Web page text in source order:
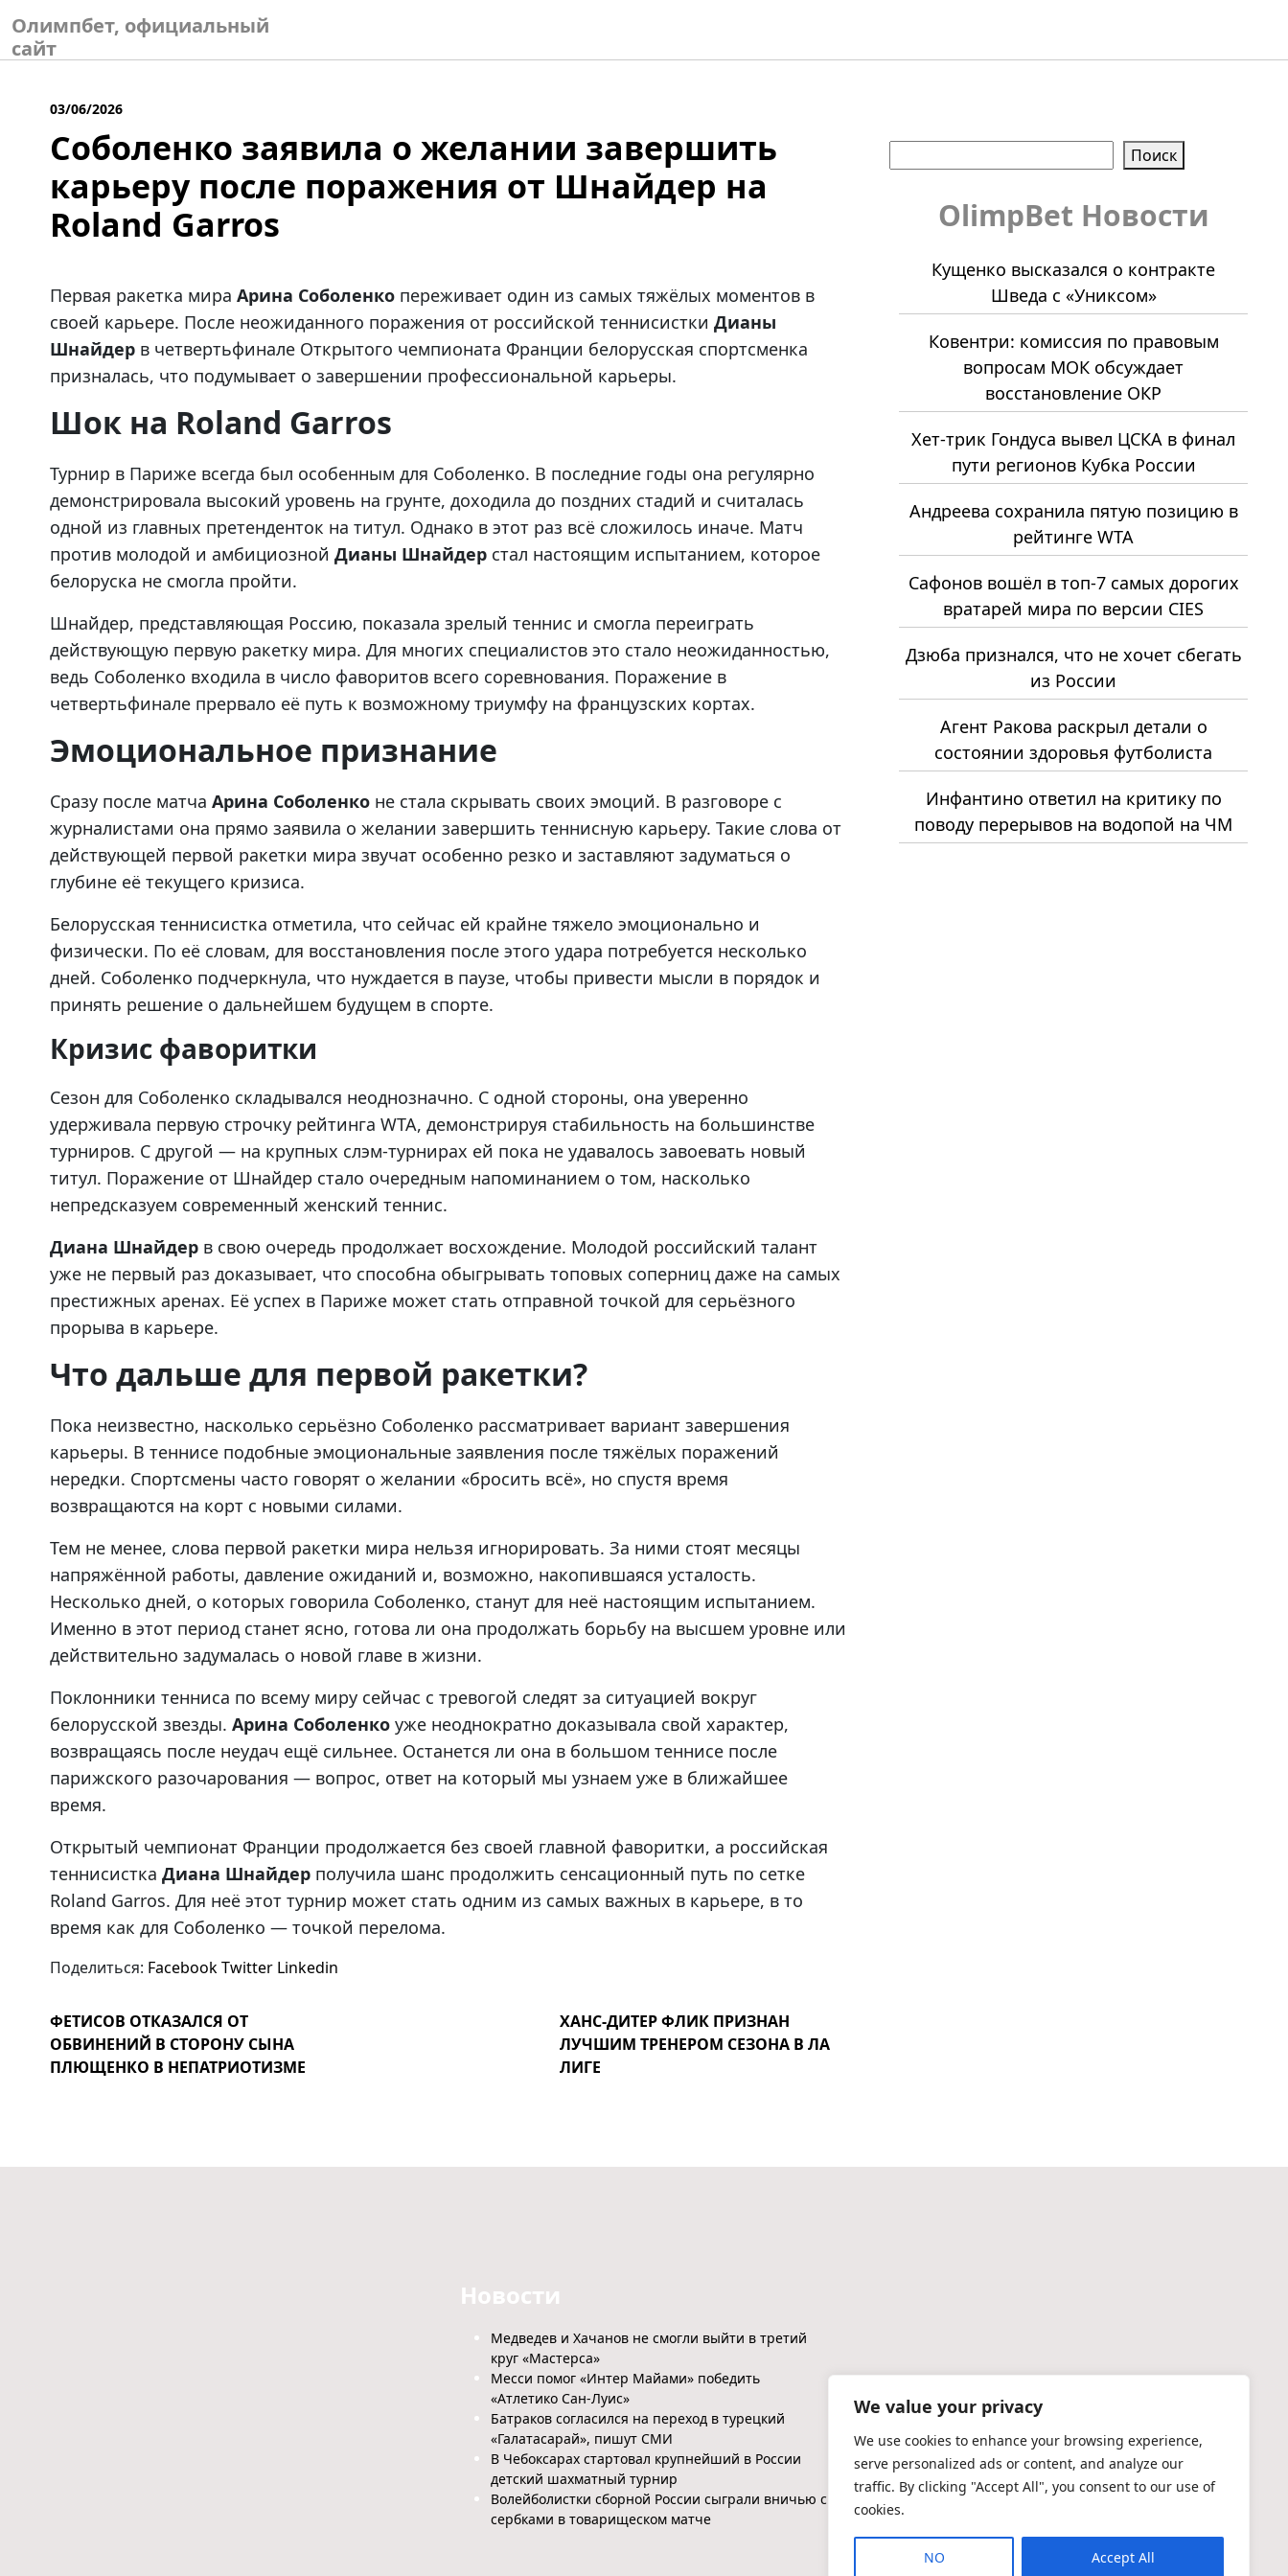
We value your privacy
We use cookies to enhance your browsing experience,
serve personalized ads or content, and analyze our
traffic. By clicking "Accept All", you consent to our use of
cookies.
NO Accept All
to
content
Олимпбет, официальный
сайт
03/06/2026
Соболенко заявила о желании завершить
карьеру после поражения от Шнайдер на
Roland Garros
Первая ракетка мира Арина Соболенко переживает один из самых тяжёлых моментов в
своей карьере. После неожиданного поражения от российской теннисистки Дианы
Шнайдер в четвертьфинале Открытого чемпионата Франции белорусская спортсменка
призналась, что подумывает о завершении профессиональной карьеры.
Шок на Roland Garros
Турнир в Париже всегда был особенным для Соболенко. В последние годы она регулярно
демонстрировала высокий уровень на грунте, доходила до поздних стадий и считалась
одной из главных претенденток на титул. Однако в этот раз всё сложилось иначе. Матч
против молодой и амбициозной Дианы Шнайдер стал настоящим испытанием, которое
белоруска не смогла пройти.
Шнайдер, представляющая Россию, показала зрелый теннис и смогла переиграть
действующую первую ракетку мира. Для многих специалистов это стало неожиданностью,
ведь Соболенко входила в число фаворитов всего соревнования. Поражение в
четвертьфинале прервало её путь к возможному триумфу на французских кортах.
Эмоциональное признание
Сразу после матча Арина Соболенко не стала скрывать своих эмоций. В разговоре с
журналистами она прямо заявила о желании завершить теннисную карьеру. Такие слова от
действующей первой ракетки мира звучат особенно резко и заставляют задуматься о
глубине её текущего кризиса.
Белорусская теннисистка отметила, что сейчас ей крайне тяжело эмоционально и
физически. По её словам, для восстановления после этого удара потребуется несколько
дней. Соболенко подчеркнула, что нуждается в паузе, чтобы привести мысли в порядок и
принять решение о дальнейшем будущем в спорте.
Кризис фаворитки
Сезон для Соболенко складывался неоднозначно. С одной стороны, она уверенно
удерживала первую строчку рейтинга WTA, демонстрируя стабильность на большинстве
турниров. С другой — на крупных слэм-турнирах ей пока не удавалось завоевать новый
титул. Поражение от Шнайдер стало очередным напоминанием о том, насколько
непредсказуем современный женский теннис.
Диана Шнайдер в свою очередь продолжает восхождение. Молодой российский талант
уже не первый раз доказывает, что способна обыгрывать топовых соперниц даже на самых
престижных аренах. Её успех в Париже может стать отправной точкой для серьёзного
прорыва в карьере.
Что дальше для первой ракетки?
Пока неизвестно, насколько серьёзно Соболенко рассматривает вариант завершения
карьеры. В теннисе подобные эмоциональные заявления после тяжёлых поражений
нередки. Спортсмены часто говорят о желании «бросить всё», но спустя время
возвращаются на корт с новыми силами.
Тем не менее, слова первой ракетки мира нельзя игнорировать. За ними стоят месяцы
напряжённой работы, давление ожиданий и, возможно, накопившаяся усталость.
Несколько дней, о которых говорила Соболенко, станут для неё настоящим испытанием.
Именно в этот период станет ясно, готова ли она продолжать борьбу на высшем уровне или
действительно задумалась о новой главе в жизни.
Поклонники тенниса по всему миру сейчас с тревогой следят за ситуацией вокруг
белорусской звезды. Арина Соболенко уже неоднократно доказывала свой характер,
возвращаясь после неудач ещё сильнее. Останется ли она в большом теннисе после
парижского разочарования — вопрос, ответ на который мы узнаем уже в ближайшее
время.
Открытый чемпионат Франции продолжается без своей главной фаворитки, а российская
теннисистка Диана Шнайдер получила шанс продолжить сенсационный путь по сетке
Roland Garros. Для неё этот турнир может стать одним из самых важных в карьере, в то
время как для Соболенко — точкой перелома.
Поделиться: FacebookTwitter Linkedin
ФЕТИСОВ ОТКАЗАЛСЯ ОТ
ОБВИНЕНИЙ В СТОРОНУ СЫНА
ПЛЮЩЕНКО В НЕПАТРИОТИЗМЕ
ХАНС-ДИТЕР ФЛИК ПРИЗНАН
ЛУЧШИМ ТРЕНЕРОМ СЕЗОНА В ЛА
ЛИГЕ
Поиск
OlimpBet Новости
Кущенко высказался о контракте
Шведа с «Униксом»
Ковентри: комиссия по правовым
вопросам МОК обсуждает
восстановление ОКР
Хет-трик Гондуса вывел ЦСКА в финал
пути регионов Кубка России
Андреева сохранила пятую позицию в
рейтинге WTA
Сафонов вошёл в топ-7 самых дорогих
вратарей мира по версии CIES
Дзюба признался, что не хочет сбегать
из России
Агент Ракова раскрыл детали о
состоянии здоровья футболиста
Инфантино ответил на критику по
поводу перерывов на водопой на ЧМ
Новости
Медведев и Хачанов не смогли выйти в третий
круг «Мастерса»
Месси помог «Интер Майами» победить
«Атлетико Сан-Луис»
Батраков согласился на переход в турецкий
«Галатасарай», пишут СМИ
В Чебоксарах стартовал крупнейший в России
детский шахматный турнир
Волейболистки сборной России сыграли вничью с
сербками в товарищеском матче